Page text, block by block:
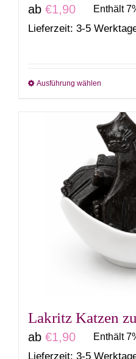
ab €1,90 Enthält
Lieferzeit: 3-5
Ausführung wählen
weist
auf.
Die
auf
der
Lakritz Katzen
ab €1,90 Enthält
Lieferzeit: 3-5